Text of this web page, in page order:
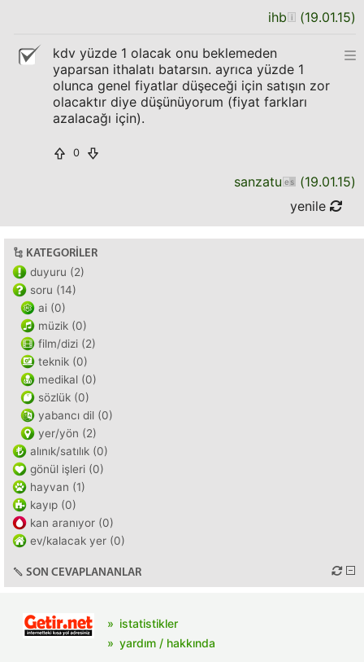
ihb (19.01.15)
kdv yüzde 1 olacak onu beklemeden
yaparsan ithalatı batarsın. ayrıca yüzde 1
olunca genel fiyatlar düşeceği için satışın zor
olacaktır diye düşünüyorum (fiyat farkları
azalacağı için).
0
sanzatu (19.01.15)
yenile
KATEGORILER
duyuru (2)
soru (14)
ai (0)
müzik (0)
film/dizi (2)
teknik (0)
medikal (0)
sözlük (0)
yabancı dil (0)
yer/yön (2)
alınık/satılık (0)
gönül işleri (0)
hayvan (1)
kayıp (0)
kan aranıyor (0)
ev/kalacak yer (0)
SON CEVAPLANANLAR
istatistikler
yardım / hakkında